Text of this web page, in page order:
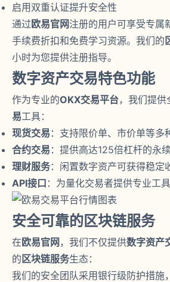
启用双重认证提升安全性
通过欧易官网注册的用户可享受专属
手续费折扣和免费学习资源。我们的
小时为您提供注册指导。
数字资产交易特色功能
作为专业的OKX交易平台，我们提供
易工具：
现货交易 ：支持限价单、市价单等多
合约交易 ：提供高达125倍杠杆的永
理财服务：闲置数字资产可获得稳定
API接口 ：为量化交易者提供专业工具
安全可靠的区块链服务
在欧易官网，我们不仅提供数字资产
的区块链服务生态：
我们的安全团队采用银行级防护措施